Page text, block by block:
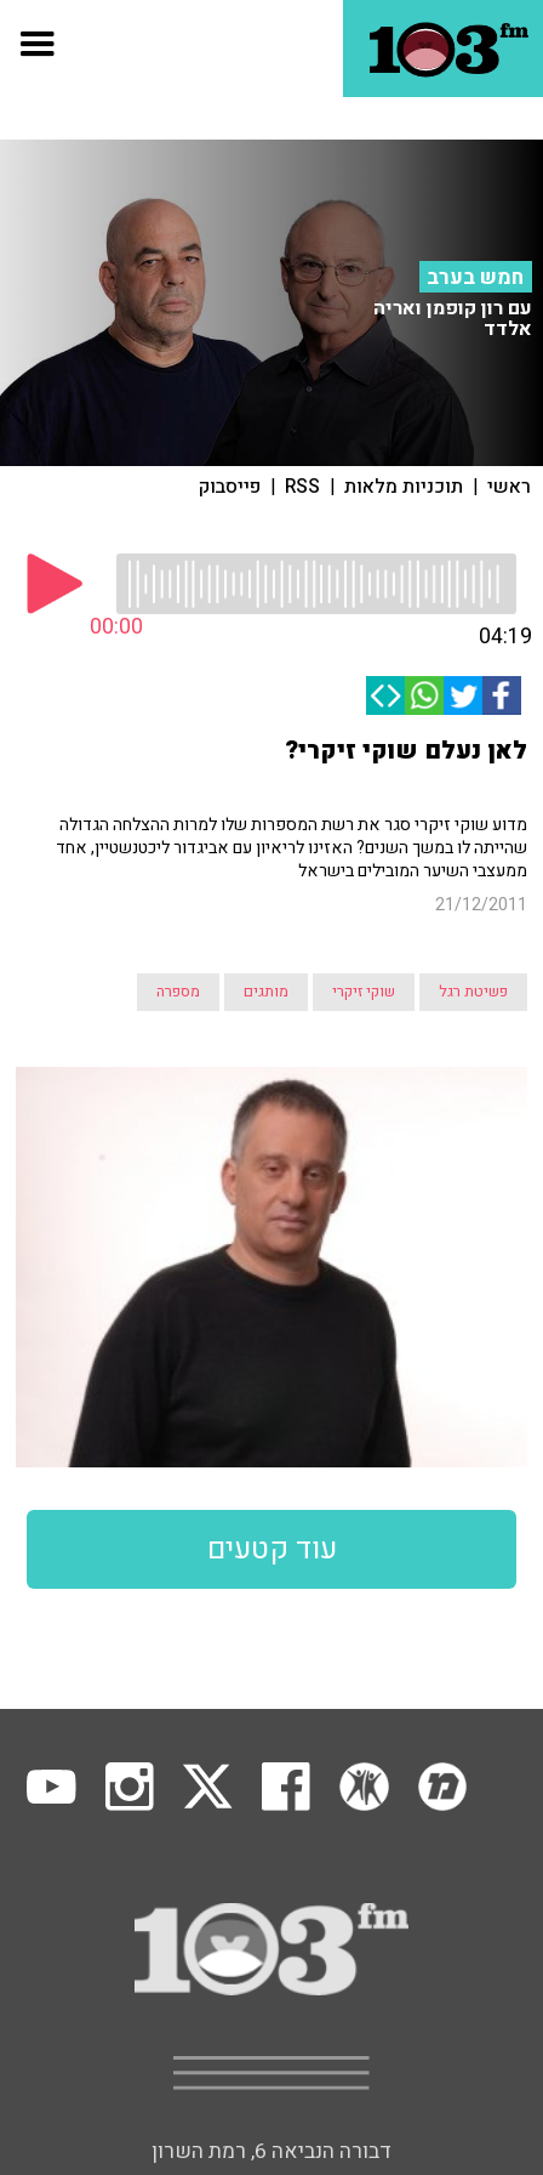
חמש בערב
עם רון קופמן ואריה
אלדד
ראשי | תוכניות מלאות |
RSS
| פייסבוק
00:00 04:19
לאן נעלם שוקי זיקרי?
מדוע שוקי זיקרי סגר את רשת המספרות שלו למרות ההצלחה הגדולה
שהייתה לו במשך השנים? האזינו לריאיון עם אביגדור ליכטנשטיין, אחד
ממעצבי השיער המובילים בישראל
21/12/2011
פשיטת רגל שוקי זיקרי מותגים מספרה
עוד קטעים
דבורה הנביאה 6, רמת השרון